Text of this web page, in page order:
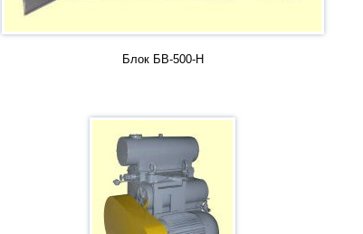
Блок БВ-500-Н